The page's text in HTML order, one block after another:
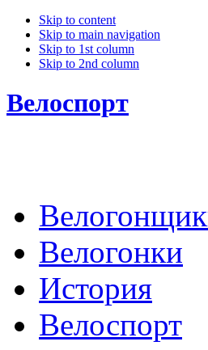
Skip to content
Skip to main navigation
Skip to 1st column
Skip to 2nd column
Велоспорт
Велогонки
История
Велоспорт